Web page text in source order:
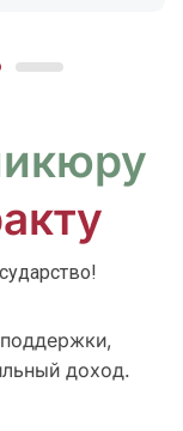
доход.